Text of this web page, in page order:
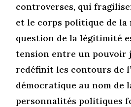
controverses, qui
et le corps politique de la
question de la légitimité
tension entre un pouvoir
redéfinit les contours de
démocratique au nom de
personnalités politiques